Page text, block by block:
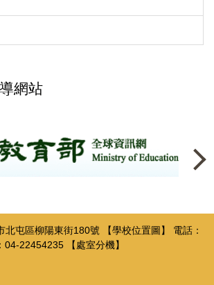
網站
北屯區柳陽東街180號 【學校位置圖】
電話：
04-22454235
【處室分機】